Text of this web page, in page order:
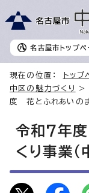
名古屋市 トップペ
現在の位置： トップ
中区の魅力づくり
>
度 花とふれあいのま
令和7年
くり事業（